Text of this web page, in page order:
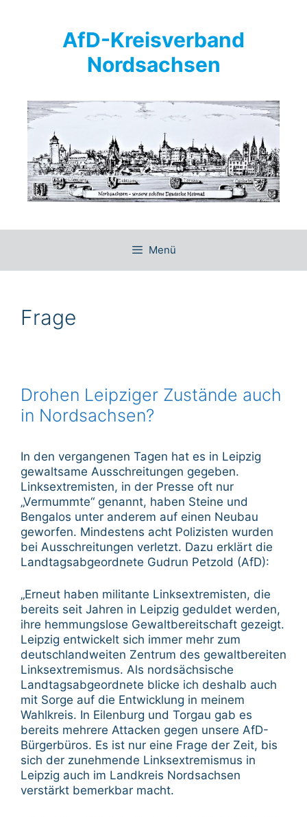
AfD-Kreisverband
Nordsachsen
Menü
Frage
Drohen Leipziger Zustände auch
in Nordsachsen?
In den vergangenen Tagen hat es in Leipzig
gewaltsame Ausschreitungen gegeben.
Linksextremisten, in der Presse oft nur
„Vermummte“ genannt, haben Steine und
Bengalos unter anderem auf einen Neubau
geworfen. Mindestens acht Polizisten wurden
bei Ausschreitungen verletzt. Dazu erklärt die
Landtagsabgeordnete Gudrun Petzold (AfD):
„Erneut haben militante Linksextremisten, die
bereits seit Jahren in Leipzig geduldet werden,
ihre hemmungslose Gewaltbereitschaft gezeigt.
Leipzig entwickelt sich immer mehr zum
deutschlandweiten Zentrum des gewaltbereiten
Linksextremismus. Als nordsächsische
Landtagsabgeordnete blicke ich deshalb auch
mit Sorge auf die Entwicklung in meinem
Wahlkreis. In Eilenburg und Torgau gab es
bereits mehrere Attacken gegen unsere AfD-
Bürgerbüros. Es ist nur eine Frage der Zeit, bis
sich der zunehmende Linksextremismus in
Leipzig auch im Landkreis Nordsachsen
verstärkt bemerkbar macht.